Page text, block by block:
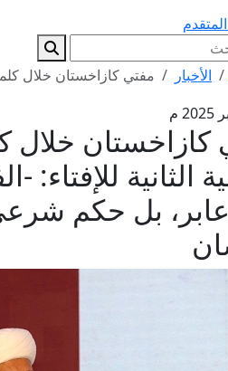
الأخبار
مفتي كازاخستان خلال
خلال
الثانية
بل حكم